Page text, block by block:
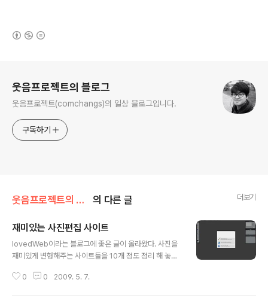
웃음프로젝트의 블로그
웃음프로젝트(comchangs)의 일상 블로그입니다.
구독하기
웃음프로젝트의 하루/경험과 노하우 의 다른 글 더보기
재미있는 사진편집 사이트
lovedWeb이라는 블로그에 좋은 글이 올라왔다. 사진을
재미있게 변형해주는 사이트들을 10개 정도 정리 해 놓았
남긴다..ㅋ 이본 프스트도 링크에 가까우나, 이런 좋은 정보
0 0 2009. 5. 7.